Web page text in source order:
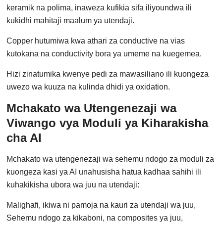
keramik na polima, inaweza kufikia sifa iliyoundwa ili
kukidhi mahitaji maalum ya utendaji.
Copper hutumiwa kwa athari za conductive na vias
kutokana na conductivity bora ya umeme na kuegemea.
Hizi zinatumika kwenye pedi za mawasiliano ili kuongeza
uwezo wa kuuza na kulinda dhidi ya oxidation.
Mchakato wa Utengenezaji wa
Viwango vya Moduli ya Kiharakisha
cha AI
Mchakato wa utengenezaji wa sehemu ndogo za moduli za
kuongeza kasi ya AI unahusisha hatua kadhaa sahihi ili
kuhakikisha ubora wa juu na utendaji:
Malighafi, ikiwa ni pamoja na kauri za utendaji wa juu,
Sehemu ndogo za kikaboni, na composites ya juu,